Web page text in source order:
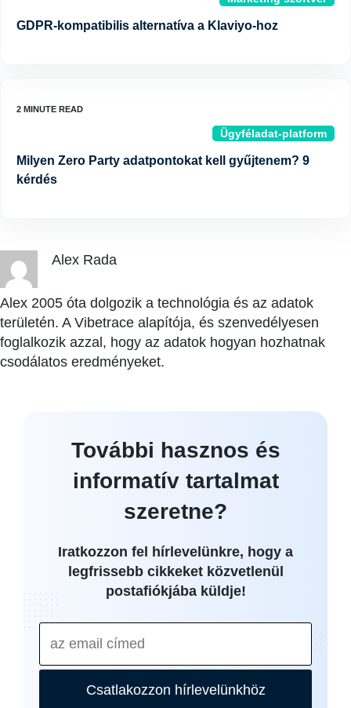
GDPR-kompatibilis alternatíva a Klaviyo-hoz
Ügyféladat-platform
Milyen Zero Party adatpontokat kell gyűjtenem? 9
kérdés
Alex Rada
Alex 2005 óta dolgozik a technológia és az adatok
területén. A Vibetrace alapítója, és szenvedélyesen
foglalkozik azzal, hogy az adatok hogyan hozhatnak
csodálatos eredményeket.
További hasznos és
informatív tartalmat
szeretne?
Iratkozzon fel hírlevelünkre, hogy a
legfrissebb cikkeket közvetlenül
postafiókjába küldje!
Csatlakozzon hírlevelünkhöz